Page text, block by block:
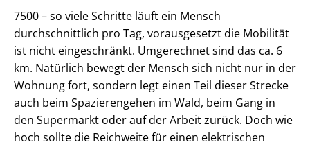
7500 – so viele Schritte läuft ein Mensch
durchschnittlich pro Tag, vorausgesetzt die Mobilität
ist nicht eingeschränkt. Umgerechnet sind das ca. 6
km. Natürlich bewegt der Mensch sich nicht nur in der
Wohnung fort, sondern legt einen Teil dieser Strecke
auch beim Spazierengehen im Wald, beim Gang in
den Supermarkt oder auf der Arbeit zurück. Doch wie
hoch sollte die Reichweite für einen elektrischen